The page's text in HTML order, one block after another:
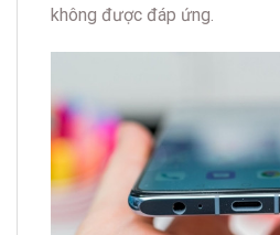
không được đáp ứng.